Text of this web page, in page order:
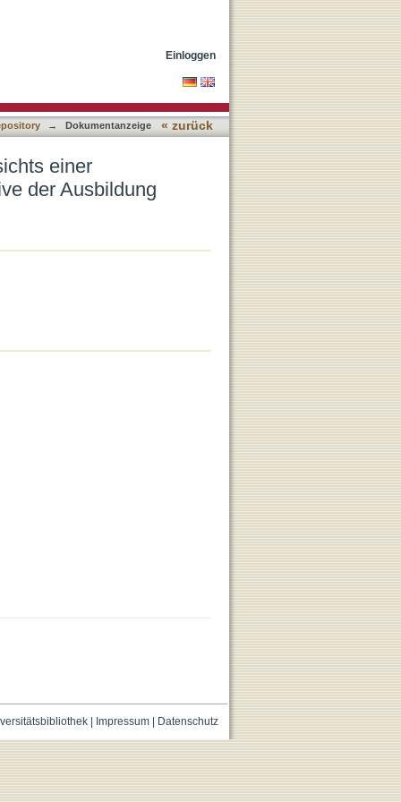
Einloggen
→ Dokumentanzeige « zurück
einer
der Ausbildung
| Impressum| Datenschutz